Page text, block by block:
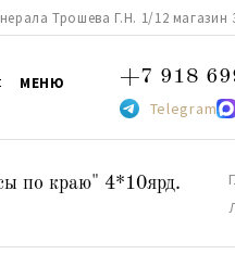
Трошева Г.Н. 1/12
МЕНЮ +7 918
Telegram
по краю" 4*10ярд.